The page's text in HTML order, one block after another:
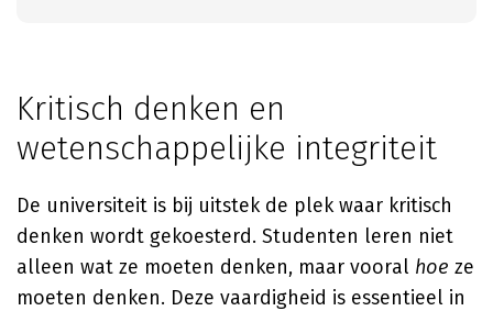
Kritisch denken en
wetenschappelijke integriteit
De universiteit is bij uitstek de plek waar kritisch
denken wordt gekoesterd. Studenten leren niet
alleen wat ze moeten denken, maar vooral hoe ze
moeten denken. Deze vaardigheid is essentieel in